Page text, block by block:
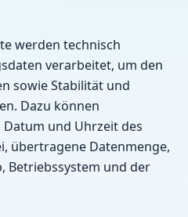
werden technisch
verarbeitet, um den
sowie Stabilität und
Dazu können
Datum und Uhrzeit des
übertragene Datenmenge,
Betriebssystem und der